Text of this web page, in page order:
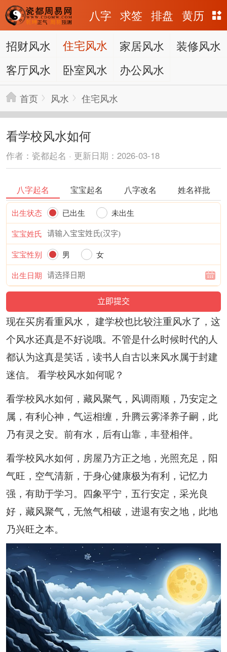
八字 求签 排盘 黄历
招财风水
住宅风水 家居风水
装修风水
客厅风水
卧室风水 办公风水
首页 风水 住宅风水
看学校风水如何
作者：瓷都起名 · 更新日期：2026-03-18
八字起名 宝宝起名 八字改名 姓名祥批
出生状态 已出生
未出生
宝宝姓氏
宝宝性别
男
女
出生日期
现在买房看重风水， 建学校也比较注重风水了，这
个风水还真是不好说哦。不管是什么时候时代的人
都认为这真是笑话，读书人自古以来风水属于封建
迷信。 看学校风水如何呢？
看学校风水如何，藏风聚气，风调雨顺，乃安定之
属，有利心神，气运相缠，升腾云雾泽养子嗣，此
乃有灵之安。前有水，后有山靠，丰登相伴。
看学校风水如何，房屋乃方正之地，光照充足，阳
气旺，空气清新，于身心健康极为有利，记忆力
强，有助于学习。四象平宁，五行安定，采光良
好，藏风聚气，无煞气相破，进退有安之地，此地
乃兴旺之本。